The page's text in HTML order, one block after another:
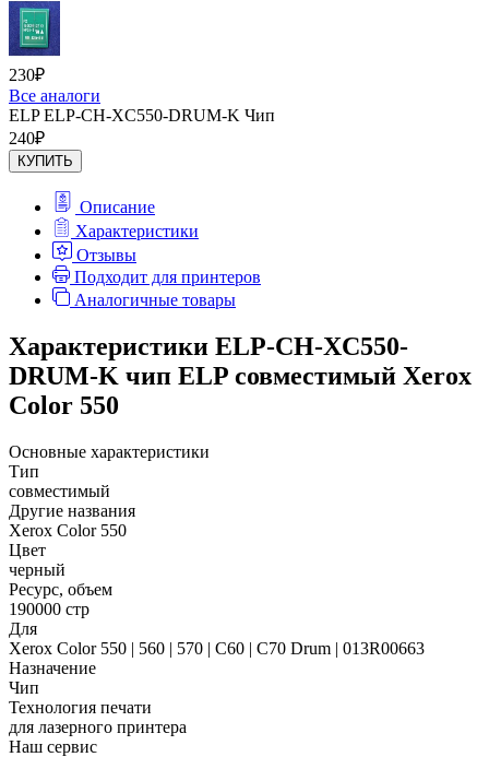
230₽
Все аналоги
ELP ELP-CH-XC550-DRUM-K Чип
240₽
КУПИТЬ
Описание
Характеристики
Отзывы
Подходит для принтеров
Аналогичные товары
Характеристики ELP-CH-XC550-
DRUM-K чип ELP совместимый Xerox
Color 550
Основные характеристики
Тип
совместимый
Другие названия
Xerox Color 550
Цвет
черный
Ресурс, объем
190000 стр
Для
Xerox Color 550 | 560 | 570 | C60 | C70 Drum | 013R00663
Назначение
Чип
Технология печати
для лазерного принтера
Наш сервис